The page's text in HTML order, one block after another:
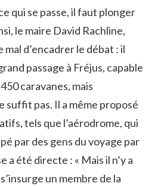
qui se passe, il faut plonger
le maire David Rachline,
d’encadrer le débat : il
passage à Fréjus, capable
caravanes, mais
suffit pas. Il a même proposé
tels que l’aérodrome, qui
par des gens du voyage par
a été directe : « Mais il n’y a
un membre de la